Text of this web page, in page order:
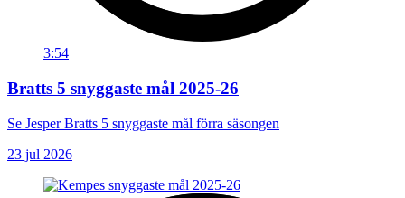
3:54
Bratts 5 snyggaste mål 2025-26
Se Jesper Bratts 5 snyggaste mål förra säsongen
23 jul 2026